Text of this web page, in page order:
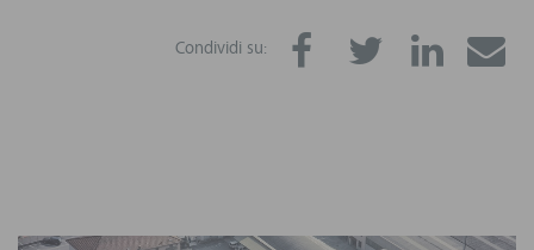
Condividi su: